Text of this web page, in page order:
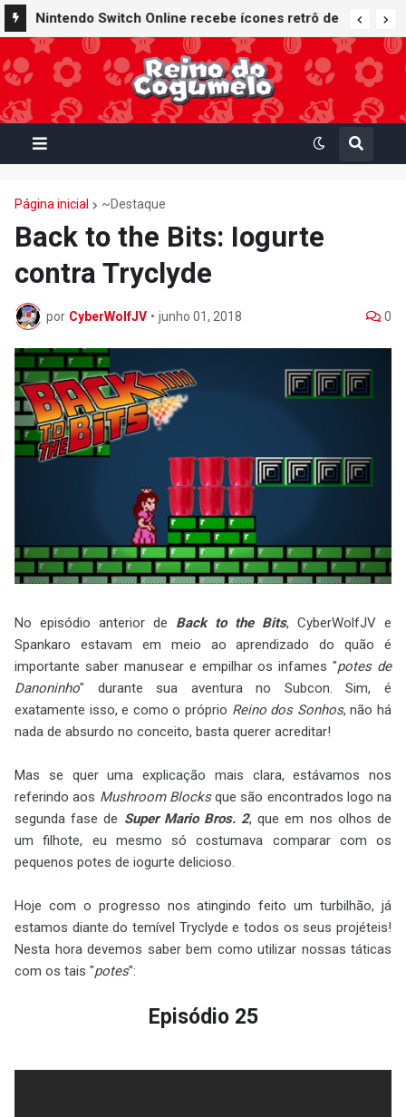
Nintendo Switch Online recebe ícones retrô de
Mario Paint (SNES) e Mario Kart: Super Circuit
(GBA)
Página inicial ~Destaque
Back to the Bits: Iogurte
contra Tryclyde
por CyberWolfJV • junho 01, 2018 0
No episódio anterior de Back to the Bits, CyberWolfJV e
Spankaro estavam em meio ao aprendizado do quão é
importante saber manusear e empilhar os infames "potes de
Danoninho" durante sua aventura no Subcon. Sim, é
exatamente isso, e como o próprio Reino dos Sonhos, não há
nada de absurdo no conceito, basta querer acreditar!
Mas se quer uma explicação mais clara, estávamos nos
referindo aos Mushroom Blocksque são encontrados logo na
segunda fase de Super Mario Bros. 2, que em nos olhos de
um filhote, eu mesmo só costumava comparar com os
pequenos potes de iogurte delicioso.
Hoje com o progresso nos atingindo feito um turbilhão, já
estamos diante do temível Tryclyde e todos os seus projéteis!
Nesta hora devemos saber bem como utilizar nossas táticas
com os tais "potes":
Episódio 25